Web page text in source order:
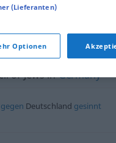
in Deutschland
of Jews inGermany
gegen Deutschland gesinnt
(Lieferanten)
Optionen